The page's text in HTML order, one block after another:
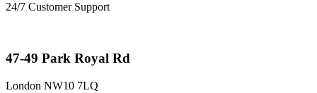
24/7 Customer Support
47-49 Park Royal Rd
London NW10 7LQ